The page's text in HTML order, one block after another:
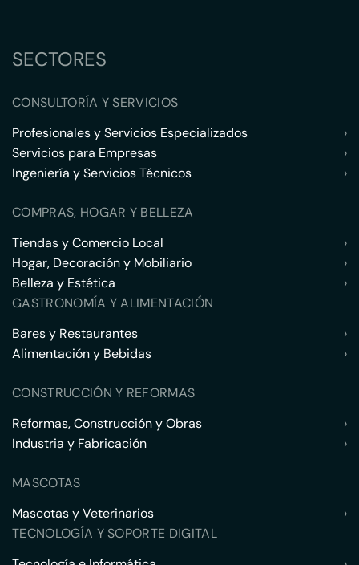
SECTORES
CONSULTORÍA Y SERVICIOS
Profesionales y Servicios Especializados
›
Servicios para Empresas
›
Ingeniería y Servicios Técnicos
›
COMPRAS, HOGAR Y BELLEZA
Tiendas y Comercio Local
›
Hogar, Decoración y Mobiliario
›
Belleza y Estética
›
GASTRONOMÍA Y ALIMENTACIÓN
Bares y Restaurantes
›
Alimentación y Bebidas
›
CONSTRUCCIÓN Y REFORMAS
Reformas, Construcción y Obras
›
Industria y Fabricación
›
MASCOTAS
Mascotas y Veterinarios
›
TECNOLOGÍA Y SOPORTE DIGITAL